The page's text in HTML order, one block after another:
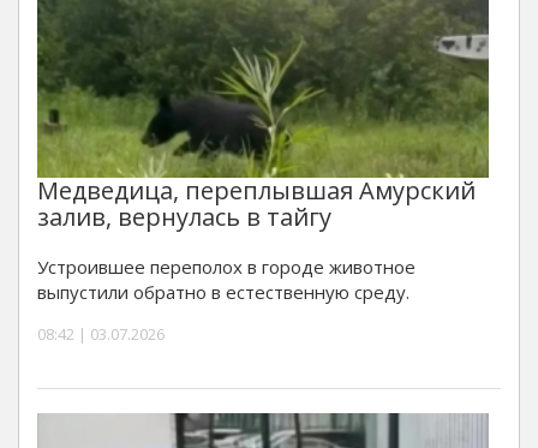
Медведица, переплывшая Амурский
залив, вернулась в тайгу
Устроившее переполох в городе животное
выпустили обратно в естественную среду.
08:42 | 03.07.2026